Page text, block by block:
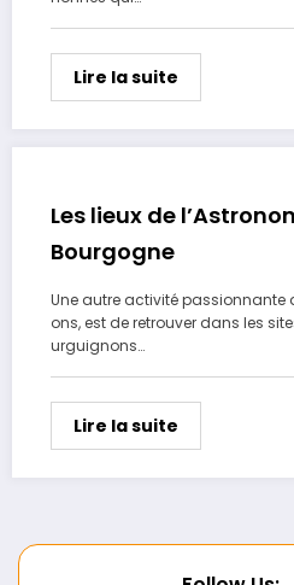
Lire la suite
Les lieux de
Bourgogne
Une autre activité passionnante
ons, est de retrouver dans les
urguignons…
Lire la suite